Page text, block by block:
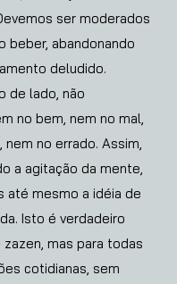
ser moderados
beber, abandonando
deludido.
de lado, não
no bem, nem no mal,
no errado. Assim,
a agitação da mente,
até mesmo a idéia de
Isto é verdadeiro
mas para todas
cotidianas, sem